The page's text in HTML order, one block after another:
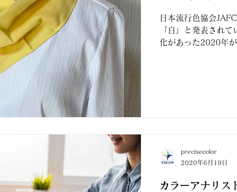
日本流行色協会
「白」と発表され
化があった2020年
カラーアナリス
precisecolor
2020年6月19日